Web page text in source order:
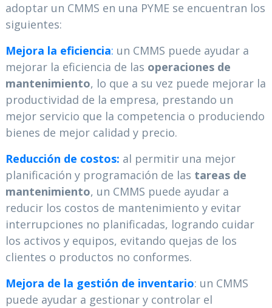
adoptar un CMMS en una PYME se encuentran los
siguientes:
Mejora la eficiencia: un CMMS puede ayudar a
mejorar la eficiencia de las operaciones de
mantenimiento, lo que a su vez puede mejorar la
productividad de la empresa, prestando un
mejor servicio que la competencia o produciendo
bienes de mejor calidad y precio.
Reducción de costos: al permitir una mejor
planificación y programación de las tareas de
mantenimiento, un CMMS puede ayudar a
reducir los costos de mantenimiento y evitar
interrupciones no planificadas, logrando cuidar
los activos y equipos, evitando quejas de los
clientes o productos no conformes.
Mejora de la gestión de inventario: un CMMS
puede ayudar a gestionar y controlar el